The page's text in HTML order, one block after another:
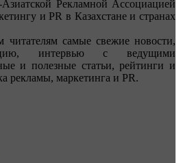
Рекламной Ассоциацией
и PR в Казахстане и странах
читателям самые свежие новости,
интервью с ведущими
и полезные статьи, рейтинги и
рекламы, маркетинга и PR.